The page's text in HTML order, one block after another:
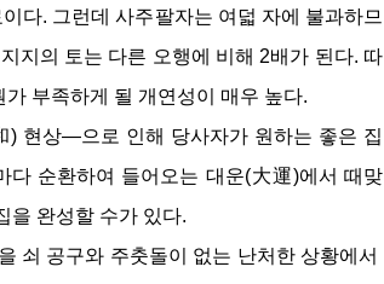
다. 그런데 사주팔자는 여덟 자에 불과하므
지의 토는 다른 오행에 비해 2배가 된다. 따
부족하게 될 개연성이 매우 높다.
현상―으로 인해 당사자가 원하는 좋은 집
다 순환하여 들어오는 대운(大運)에서 때맞
을 완성할 수가 있다.
쇠 공구와 주춧돌이 없는 난처한 상황에서